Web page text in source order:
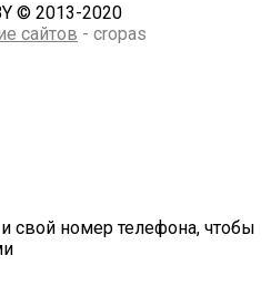
© 2013-2020
сайтов - cropas
свой номер телефона, чтобы